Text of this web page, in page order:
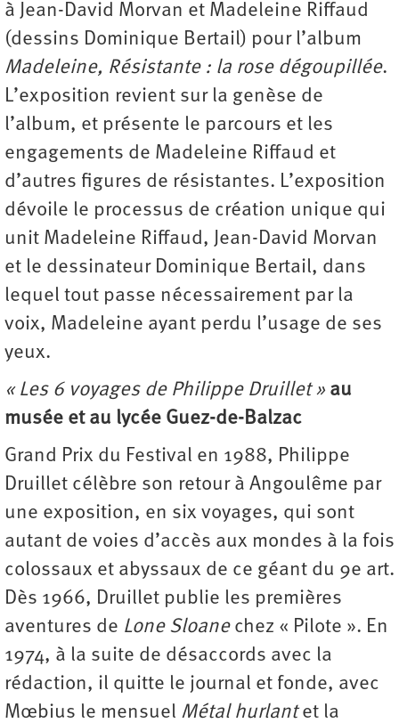
à Jean-David Morvan et Madeleine Riffaud
(dessins Dominique Bertail) pour l’album
Madeleine, Résistante : la rose dégoupillée.
L’exposition revient sur la genèse de
l’album, et présente le parcours et les
engagements de Madeleine Riffaud et
d’autres figures de résistantes. L’exposition
dévoile le processus de création unique qui
unit Madeleine Riffaud, Jean-David Morvan
et le dessinateur Dominique Bertail, dans
lequel tout passe nécessairement par la
voix, Madeleine ayant perdu l’usage de ses
yeux.
« Les 6 voyages de Philippe Druillet » au
musée et au lycée Guez-de-Balzac
Grand Prix du Festival en 1988, Philippe
Druillet célèbre son retour à Angoulême par
une exposition, en six voyages, qui sont
autant de voies d’accès aux mondes à la fois
colossaux et abyssaux de ce géant du 9e art.
Dès 1966, Druillet publie les premières
aventures de Lone Sloanechez « Pilote ». En
1974, à la suite de désaccords avec la
rédaction, il quitte le journal et fonde, avec
Mœbius le mensuel Métal hurlantet la